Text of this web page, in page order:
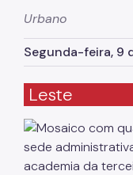
Parques
Parques
Unidades de
Trilha
Viveiros
Urbano
Segunda-feira, 9